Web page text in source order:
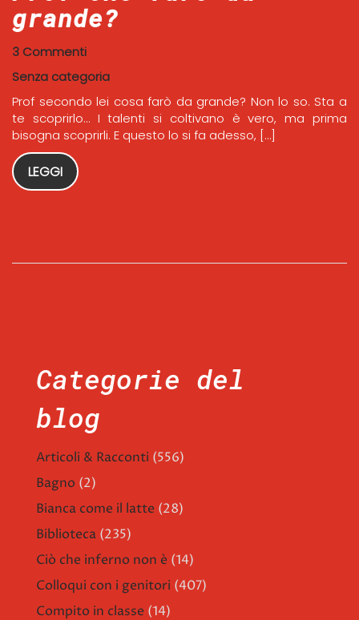
grande?
3 Commenti
Senza categoria
Prof secondo lei cosa farò da grande? Non lo so. Sta a
te scoprirlo… I talenti si coltivano è vero, ma prima
bisogna scoprirli. E questo lo si fa adesso, […]
LEGGI
Categorie del
blog
Articoli & Racconti (556)
Bagno (2)
Bianca come il latte (28)
Biblioteca (235)
Ciò che inferno non è (14)
Colloqui con i genitori (407)
Compito in classe (14)